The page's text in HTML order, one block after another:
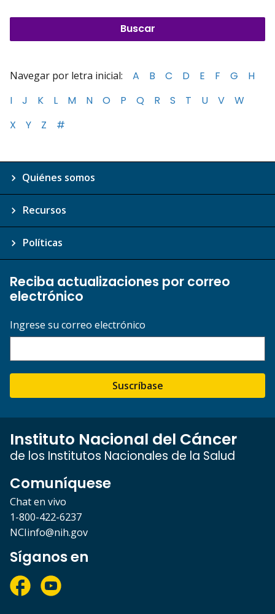
Navegar por letra inicial: A B C D E F G
H
I
J K L M N O P Q R S T U V
W
X
Y Z #
Quiénes somos
Recursos
Políticas
Reciba actualizaciones por correo
electrónico
Ingrese su correo electrónico
Suscríbase
Instituto Nacional del Cáncer
de los Institutos Nacionales de la Salud
Comuníquese
Chat en vivo
1-800-422-6237
NCIinfo@nih.gov
Síganos en